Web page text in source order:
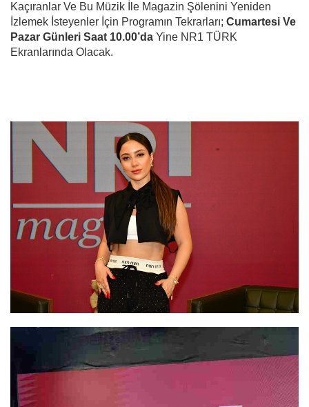
Kaçıranlar Ve Bu Müzik İle Magazin Şölenini Yeniden
İzlemek İsteyenler İçin Programın Tekrarları; Cumartesi Ve
Pazar Günleri Saat 10.00’da Yine NR1 TÜRK
Ekranlarında Olacak.